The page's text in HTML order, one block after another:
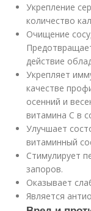
Укрепление
количество
Очищение
действие
Укрепляет
качестве
осенний и
витамина С в
Улучшает
витаминный
Стимулирует
запоров.
Оказывает
Является